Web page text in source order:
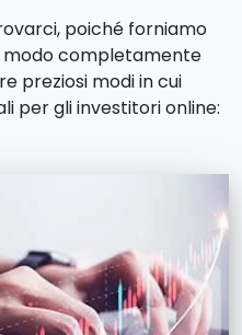
poiché forniamo
completamente
preziosi modi in cui
per gli investitori online: